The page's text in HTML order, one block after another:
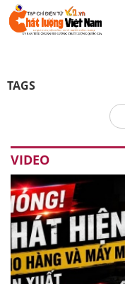
TAGS
VIDEO